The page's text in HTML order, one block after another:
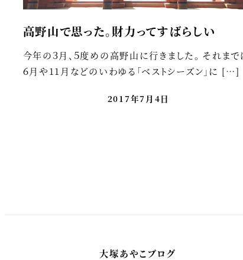
高野山で思った。財力ってすばらしい
今年の３月、５度めの高野山に行きました。 それまで
６月や11月などのいわゆる「ベストシーズン」に […]
2017年7月4日
大塚あやこブログ